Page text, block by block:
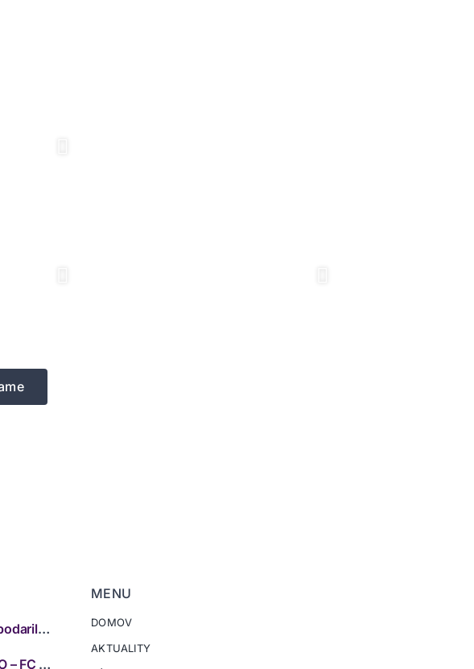
V prvom domácom ligovom zápase sa nám nepodarilo zabodovať
INFORMÁCIE PRE FANÚŠIKOV – KFC KOMÁRNO – FC SPARTAK TRNAVA
MENU
DOMOV
AKTUALITY